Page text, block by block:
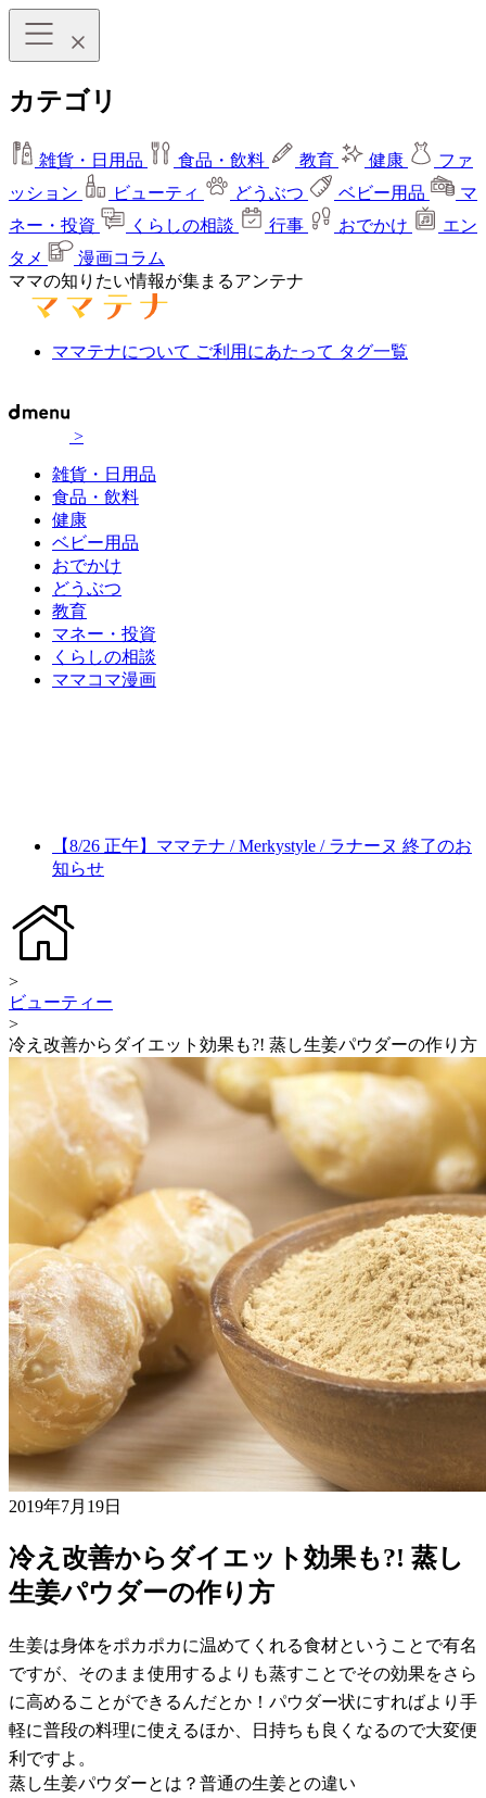
カテゴリ
雑貨・日用品 食品・飲料 教育 健康
ファ
ッション
ビューティ どうぶつ ベビー用品
マ
ネー・投資
くらしの相談 行事 おでかけ
エン
タメ
漫画コラム
ママの知りたい情報が集まるアンテナ
ママテナについて ご利用にあたって タグ一覧
>
雑貨・日用品
食品・飲料
健康
ベビー用品
おでかけ
どうぶつ
教育
マネー・投資
くらしの相談
ママコマ漫画
【8/26 正午】ママテナ / Merkystyle / ラナーヌ 終了のお
知らせ
>
ビューティー
>
冷え改善からダイエット効果も?! 蒸し生姜パウダーの作り方
2019年7月19日
冷え改善からダイエット効果も?! 蒸し
生姜パウダーの作り方
生姜は身体をポカポカに温めてくれる食材ということで有名
ですが、そのまま使用するよりも蒸すことでその効果をさら
に高めることができるんだとか！パウダー状にすればより手
軽に普段の料理に使えるほか、日持ちも良くなるので大変便
利ですよ。
蒸し生姜パウダーとは？普通の生姜との違い